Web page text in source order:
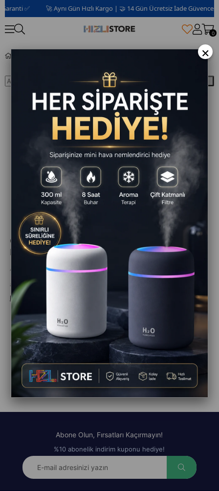
✅ 🚀 Aynı Gün Hızlı Kargo | 🤝 14 Gün Ücretsiz İade Güvencesi
0
Blog - HZL Store
Gökyüzü Artık Senin: A13 Katlanabilir HD Kameralı
Drone ile 360° Uçuş Deneyimi
Ağustos 03, 2026
Devamını oku
< 1 2 3 8
... 182 >
Abone Olun, Fırsatları Kaçırmayın!
%10 abonelik indirim kuponu hediye!
×